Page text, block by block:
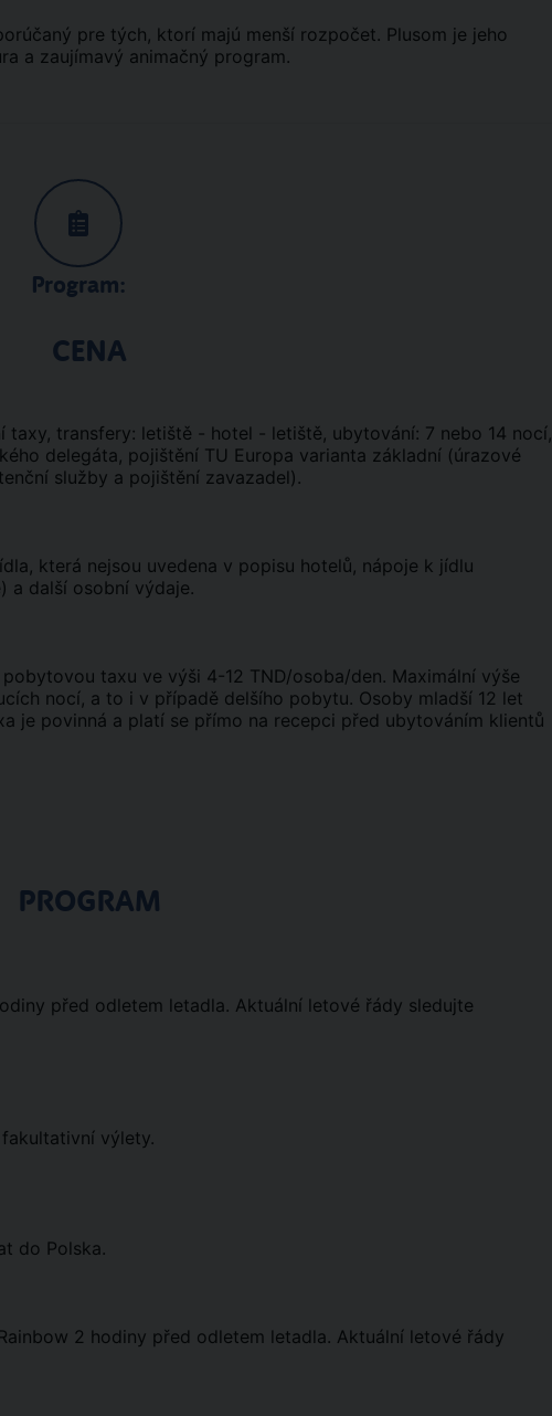
pre tých, ktorí majú menší rozpočet. Plusom je jeho
a zaujímavý animačný program.
Program:
CENA
taxy, transfery: letiště - hotel - letiště, ubytování: 7 nebo 14 nocí,
delegáta, pojištění TU Europa varianta základní (úrazové
služby a pojištění zavazadel).
která nejsou uvedena v popisu hotelů, nápoje k jídlu
a další osobní výdaje.
taxu ve výši 4-12 TND/osoba/den. Maximální výše
nocí, a to i v případě delšího pobytu. Osoby mladší 12 let
je povinná a platí se přímo na recepci před ubytováním klientů
PROGRAM
před odletem letadla. Aktuální letové řády sledujte
výlety.
do Polska.
2 hodiny před odletem letadla. Aktuální letové řády